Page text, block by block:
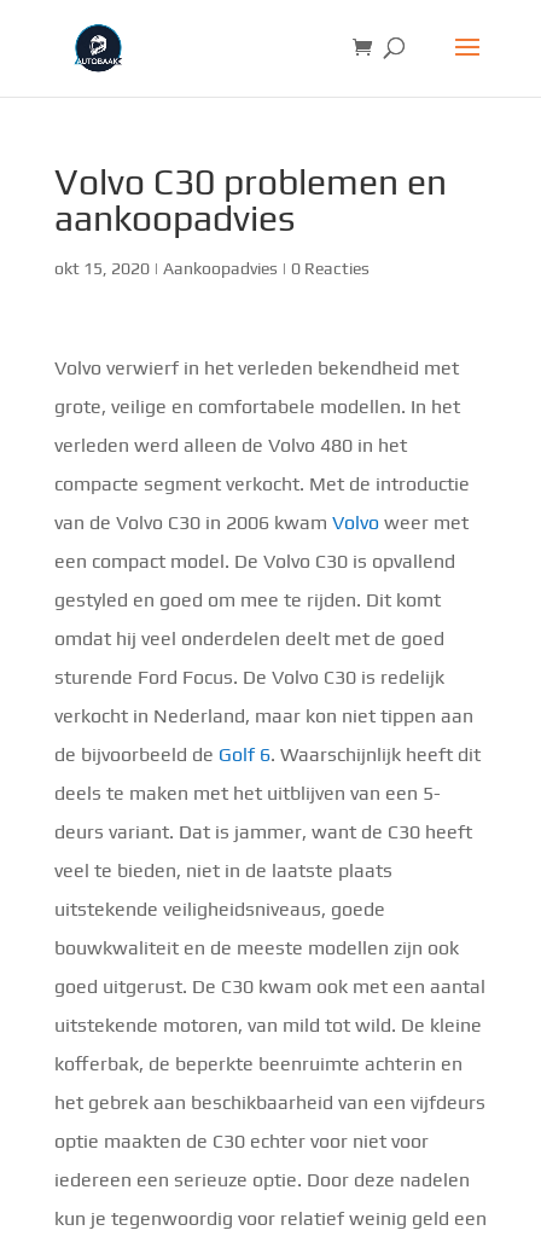
Volvo C30 problemen en
aankoopadvies
okt 15, 2020| Aankoopadvies | 0 Reacties
Volvo verwierf in het verleden bekendheid met
grote, veilige en comfortabele modellen. In het
verleden werd alleen de Volvo 480 in het
compacte segment verkocht. Met de introductie
van de Volvo C30 in 2006 kwam Volvo weer met
een compact model. De Volvo C30 is opvallend
gestyled en goed om mee te rijden. Dit komt
omdat hij veel onderdelen deelt met de goed
sturende Ford Focus. De Volvo C30 is redelijk
verkocht in Nederland, maar kon niet tippen aan
de bijvoorbeeld de Golf 6. Waarschijnlijk heeft dit
deels te maken met het uitblijven van een 5-
deurs variant. Dat is jammer, want de C30 heeft
veel te bieden, niet in de laatste plaats
uitstekende veiligheidsniveaus, goede
bouwkwaliteit en de meeste modellen zijn ook
goed uitgerust. De C30 kwam ook met een aantal
uitstekende motoren, van mild tot wild. De kleine
kofferbak, de beperkte beenruimte achterin en
het gebrek aan beschikbaarheid van een vijfdeurs
optie maakten de C30 echter voor niet voor
iedereen een serieuze optie. Door deze nadelen
kun je tegenwoordig voor relatief weinig geld een